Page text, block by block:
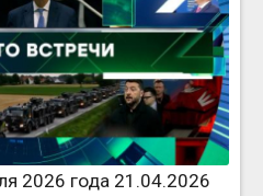
2026 года 21.04.2026